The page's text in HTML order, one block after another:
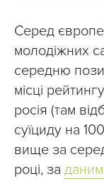
Серед
молодіжних
середню
місці
росія (там
суїциду на
вище за
році, за